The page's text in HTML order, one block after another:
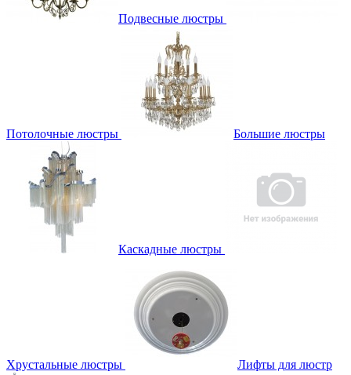
Подвесные люстры
Потолочные люстры Большие люстры
Каскадные люстры
Хрустальные люстры
Лифты для люстр